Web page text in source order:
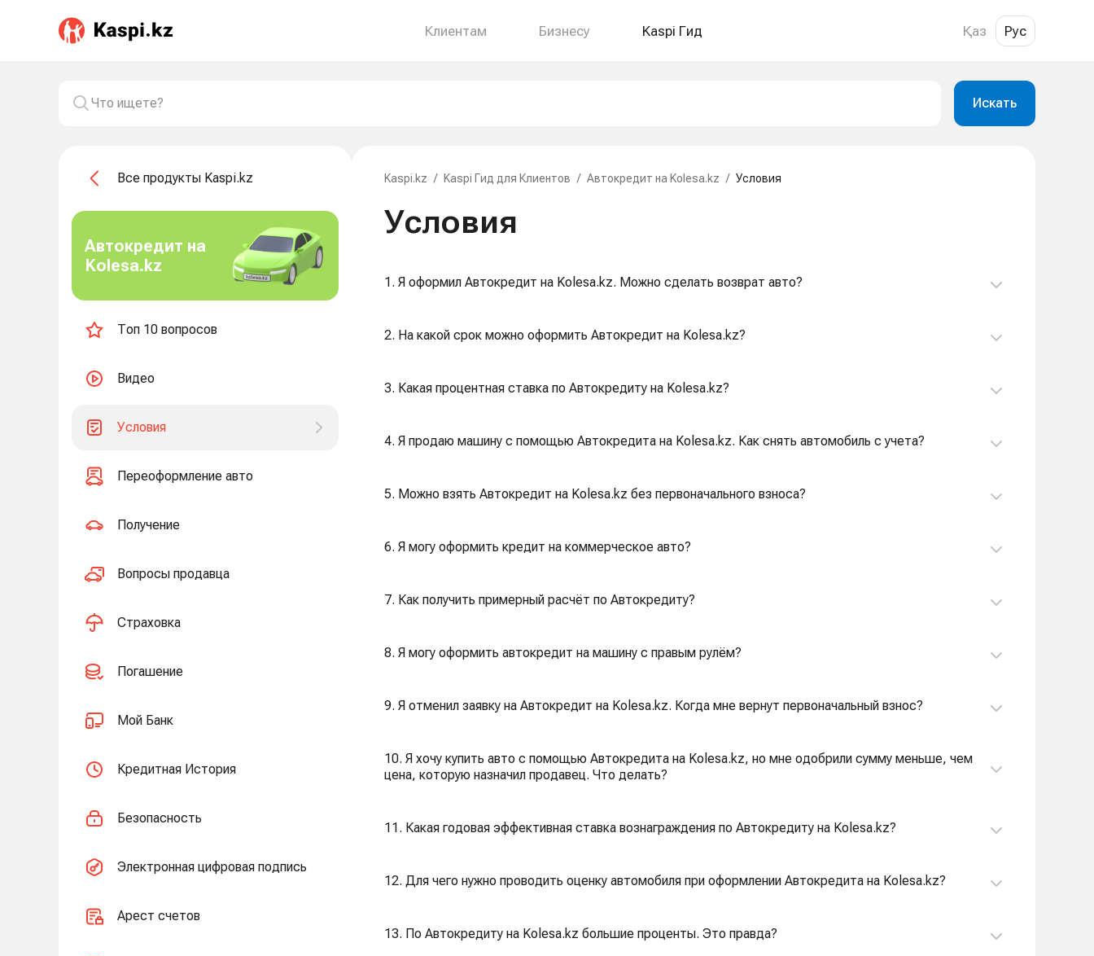
Клиентам Бизнесу Kaspi Гид Қаз Рус
Искать
Все продукты Kaspi.kz
Автокредит на
Kolesa.kz
Топ 10 вопросов
Видео
Условия
Переоформление авто
Получение
Вопросы продавца
Страховка
Погашение
Мой Банк
Кредитная История
Безопасность
Электронная цифровая подпись
Арест счетов
Kaspi.kz / Kaspi Гид для Клиентов / Автокредит на Kolesa.kz / Условия
Условия
1. Я оформил Автокредит на Kolesa.kz. Можно сделать возврат авто?
2. На какой срок можно оформить Автокредит на Kolesa.kz?
3. Какая процентная ставка по Автокредиту на Kolesa.kz?
4. Я продаю машину с помощью Автокредита на Kolesa.kz. Как снять автомобиль с учета?
5. Можно взять Автокредит на Kolesa.kz без первоначального взноса?
6. Я могу оформить кредит на коммерческое авто?
7. Как получить примерный расчёт по Автокредиту?
8. Я могу оформить автокредит на машину с правым рулём?
9. Я отменил заявку на Автокредит на Kolesa.kz. Когда мне вернут первоначальный взнос?
10. Я хочу купить авто с помощью Автокредита на Kolesa.kz, но мне одобрили сумму меньше, чем
цена, которую назначил продавец. Что делать?
11. Какая годовая эффективная ставка вознаграждения по Автокредиту на Kolesa.kz?
12. Для чего нужно проводить оценку автомобиля при оформлении Автокредита на Kolesa.kz?
13. По Автокредиту на Kolesa.kz большие проценты. Это правда?